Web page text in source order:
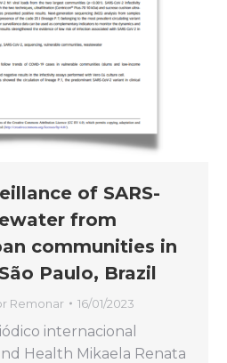
of SARS-
from
communities in
Paulo, Brazil
Remonar 16/01/2023
internacional
Health Mikaela Renata